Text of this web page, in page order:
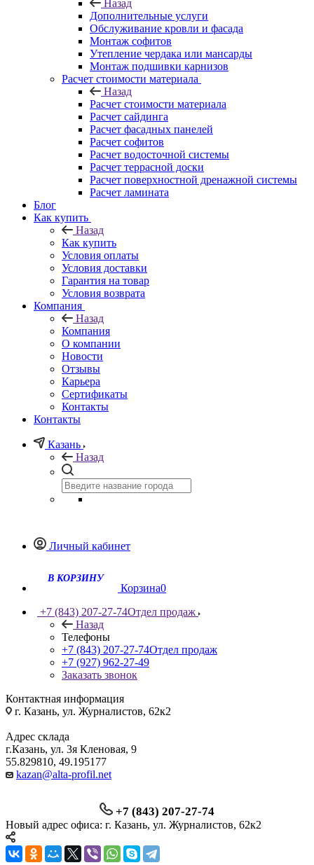
Назад
Дополнительные услуги
Обслуживание кровли и фасада
Монтаж софитов
Утепление чердака или мансарды
Монтаж подшивки карнизов
Расчет стоимости материала
Назад
Расчет стоимости материала
Расчет сайдинга
Расчет фасадных панелей
Расчет софитов
Расчет водосточной системы
Расчет террасной доски
Расчет поверхностной дренажной системы
Расчет ламината
Блог
Как купить
Назад
Как купить
Условия оплаты
Условия доставки
Гарантия на товар
Условия возврата
Компания
Назад
Компания
О компании
Новости
Отзывы
Карьера
Сертификаты
Контакты
Контакты
Казань
Назад
Личный кабинет
В КОРЗИНУ
Корзина0
+7 (843) 207-27-74Отдел продаж
Назад
Телефоны
+7 (843) 207-27-74Отдел продаж
+7 (927) 962-27-49
Заказать звонок
Контактная информация
г. Казань, ул. Журналистов, 62к2
Адрес склада
г.Казань, ул. 3я Кленовая, 9
55.829810, 49.195177
kazan@alta-profil.net
+7 (843) 207-27-74
Новый адрес офиса: г. Казань, ул. Журналистов, 62к2